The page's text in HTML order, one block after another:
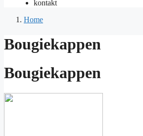
kontakt
Home
Bougiekappen
Bougiekappen